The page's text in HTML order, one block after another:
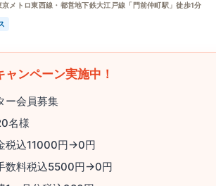
京メトロ東西線・都営地下鉄大江戸線「門前仲町駅」徒歩1分
ャンペーン実施中！
ー会員募集
名様
税込11000円→0円
数料税込5500円→0円